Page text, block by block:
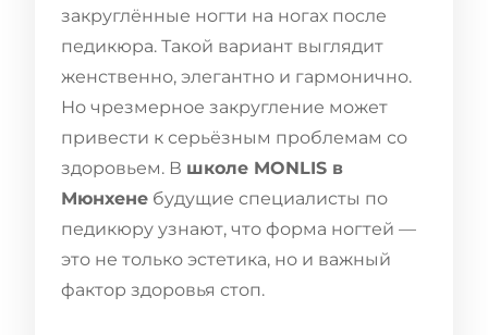
закруглённые ногти на ногах после
педикюра. Такой вариант выглядит
женственно, элегантно и гармонично.
Но чрезмерное закругление может
привести к серьёзным проблемам со
здоровьем. В школе MONLIS в
Мюнхене будущие специалисты по
педикюру узнают, что форма ногтей —
это не только эстетика, но и важный
фактор здоровья стоп.